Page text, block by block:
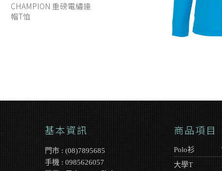
CHAMPION 重磅電繡連
帽T恤
基本資訊
門市 : (08)7895685
手機 : 0985626057
商品項目
Polo衫
大學T